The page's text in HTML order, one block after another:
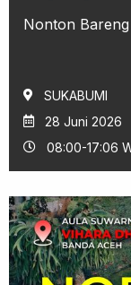
Nonton
SUKABUMI
28 Juni 2026
08:00-17:06